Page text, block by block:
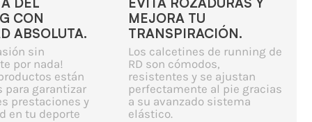
CON
ABSOLUTA.
sin
por nada!
están
para garantizar
prestaciones y
en tu deporte
MEJORA TU
TRANSPIRACIÓN.
Los calcetines de running de
RD son cómodos,
resistentes y se ajustan
perfectamente al pie gracias
a su avanzado sistema
elástico.